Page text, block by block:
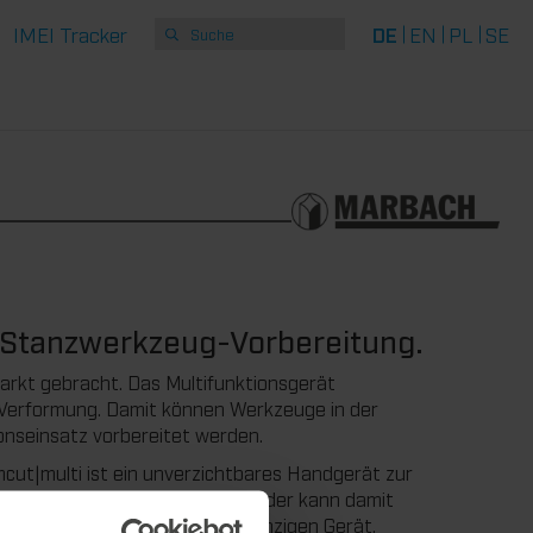
IMEI Tracker DE EN PL SE
Vorbereitung.
gebracht. Das Multifunktionsgerät
Damit können Werkzeuge in der
vorbereitet werden.
ist ein unverzichtbares Handgerät zur
in einem: Der Anwender kann damit
Und das alles in einem einzigen Gerät.